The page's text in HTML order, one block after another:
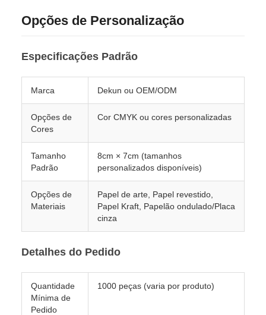
Opções de Personalização
Especificações Padrão
Marca Dekun ou OEM/ODM
Opções de
Cores
Cor CMYK ou cores personalizadas
Tamanho
Padrão
8cm × 7cm (tamanhos
personalizados disponíveis)
Opções de
Materiais
Papel de arte, Papel revestido,
Papel Kraft, Papelão ondulado/Placa
cinza
Detalhes do Pedido
Quantidade
Mínima de
Pedido
1000 peças (varia por produto)